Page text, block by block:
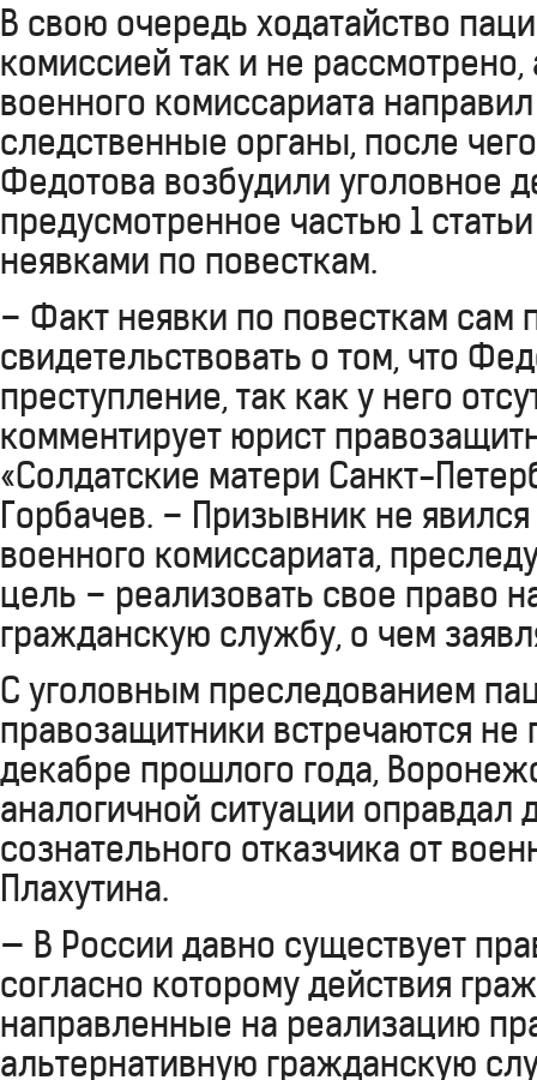
В свою очередь ходатайство
комиссией так и не
военного комиссариата
следственные органы, после
Федотова возбудили уголовное
предусмотренное частью 1
неявками по повесткам.
– Факт неявки по повесткам сам
свидетельствовать о том, что
преступление, так как у него
комментирует юрист
«Солдатские матери Санкт-
Горбачев. – Призывник не
военного комиссариата,
цель – реализовать свое право
гражданскую службу, о чем
С уголовным преследованием
правозащитники встречаются не
декабре прошлого года,
аналогичной ситуации оправдал
сознательного отказчика от
Плахутина.
— В России давно существует
согласно которому действия
направленные на реализацию
альтернативную гражданскую